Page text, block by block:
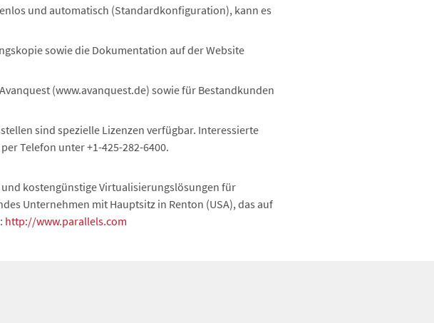
und automatisch (Standardkonfiguration), kann es
sowie die Dokumentation auf der Website
(www.avanquest.de) sowie für Bestandkunden
sind spezielle Lizenzen verfügbar. Interessierte
Telefon unter +1-425-282-6400.
kostengünstige Virtualisierungslösungen für
Unternehmen mit Hauptsitz in Renton (USA), das auf
http://www.parallels.com